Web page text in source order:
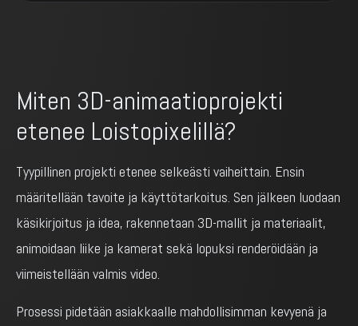
Miten 3D-animaatioprojekti
etenee Loistopixelillä?
Tyypillinen projekti etenee selkeästi vaiheittain. Ensin
määritellään tavoite ja käyttötarkoitus. Sen jälkeen luodaan
käsikirjoitus ja idea, rakennetaan 3D-mallit ja materiaalit,
animoidaan liike ja kamerat sekä lopuksi renderöidään ja
viimeistellään valmis video.
Prosessi pidetään asiakkaalle mahdollisimman kevyenä ja